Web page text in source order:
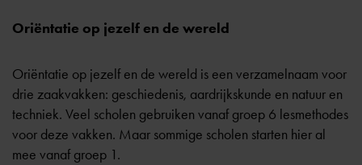
Oriëntatie op jezelf en de wereld
Oriëntatie op jezelf en de wereld is een verzamelnaam voor
drie zaakvakken: geschiedenis, aardrijkskunde en natuur en
techniek. Veel scholen gebruiken vanaf groep 6 lesmethodes
voor deze vakken. Maar sommige scholen starten hier al
mee vanaf groep 1.